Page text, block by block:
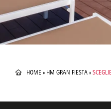
HOME » HM GRAN FIESTA »